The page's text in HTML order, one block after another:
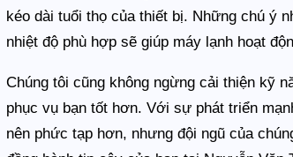
kéo dài tuổi thọ của thiết bị. Những chú ý
nhiệt độ phù hợp sẽ giúp máy lạnh hoạt
Chúng tôi cũng không ngừng cải thiện kỹ
phục vụ bạn tốt hơn. Với sự phát triển
nên phức tạp hơn, nhưng đội ngũ của